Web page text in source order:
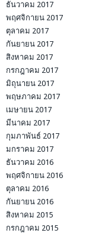
ธันวาคม 2017
พฤศจิกายน 2017
ตุลาคม 2017
กันยายน 2017
สิงหาคม 2017
กรกฎาคม 2017
มิถุนายน 2017
พฤษภาคม 2017
เมษายน 2017
มีนาคม 2017
กุมภาพันธ์ 2017
มกราคม 2017
ธันวาคม 2016
พฤศจิกายน 2016
ตุลาคม 2016
กันยายน 2016
สิงหาคม 2015
กรกฎาคม 2015